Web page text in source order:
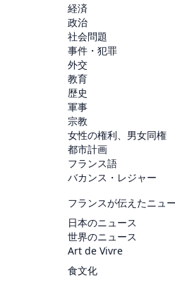
経済
政治
社会問題
事件・犯罪
外交
教育
歴史
軍事
宗教
女性の権利、男女同権
都市計画
フランス語
バカンス・レジャー
フランスが伝えたニュ
日本のニュース
世界のニュース
Art de Vivre
食文化